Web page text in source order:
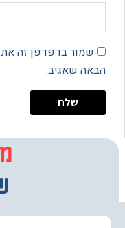
בדפדפן זה את השם,
שאגיב.
מרחב
של